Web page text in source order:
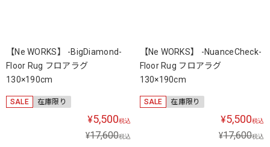
【Ne WORKS】 -BigDiamond-
Floor Rug フロアラグ
130×190cm
SALE 在庫限り
¥5,500税込
¥17,600税込
【Ne WORKS】 -NuanceCheck-
Floor Rug フロアラグ
130×190cm
SALE 在庫限り
¥5,500税込
¥17,600税込